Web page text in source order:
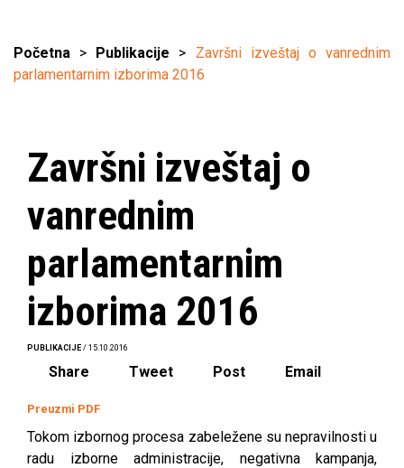
Početna > Publikacije > Završni izveštaj o vanrednim
parlamentarnim izborima 2016
Završni izveštaj o
vanrednim
parlamentarnim
izborima 2016
PUBLIKACIJE / 15.10.2016
Share Tweet Post Email
Preuzmi PDF
Tokom izbornog procesa zabeležene su nepravilnosti u
radu izborne administracije, negativna kampanja,